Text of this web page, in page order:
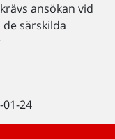
ansökan vid
särskilda
24